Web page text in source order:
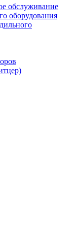
обслуживание
оборудования